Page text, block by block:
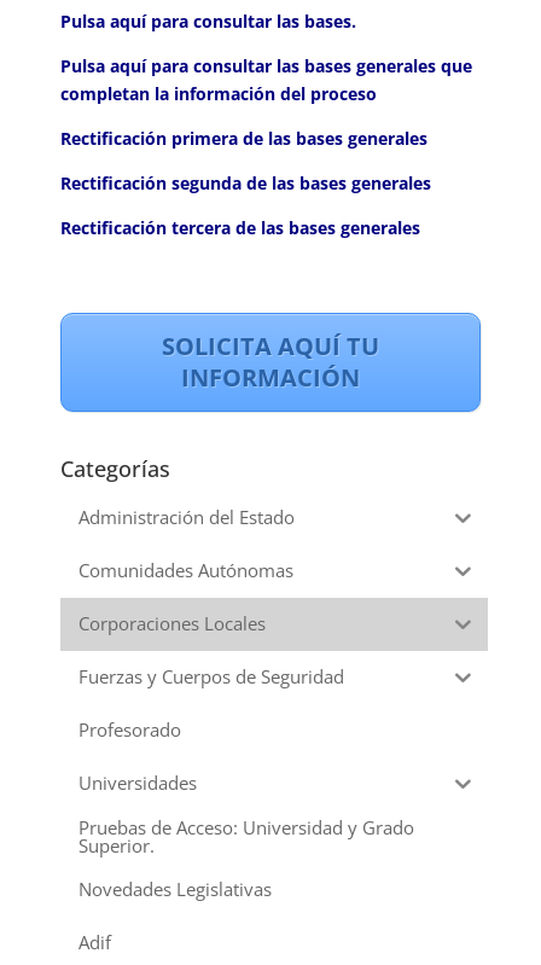
Pulsa aquí para consultar las bases.
Pulsa aquí para consultar las bases generales que
completan la información del proceso
Rectificación primera de las bases generales
Rectificación segunda de las bases generales
Rectificación tercera de las bases generales
SOLICITA AQUÍ TU
INFORMACIÓN
Categorías
Administración del Estado
Comunidades Autónomas
Corporaciones Locales
Fuerzas y Cuerpos de Seguridad
Profesorado
Universidades
Pruebas de Acceso: Universidad y Grado
Superior.
Novedades Legislativas
Adif